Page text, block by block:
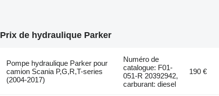
Prix de hydraulique Parker
Pompe hydraulique Parker pour
camion Scania P,G,R,T-series
(2004-2017)
Numéro de
catalogue: F01-
051-R 20392942,
carburant: diesel
190 €